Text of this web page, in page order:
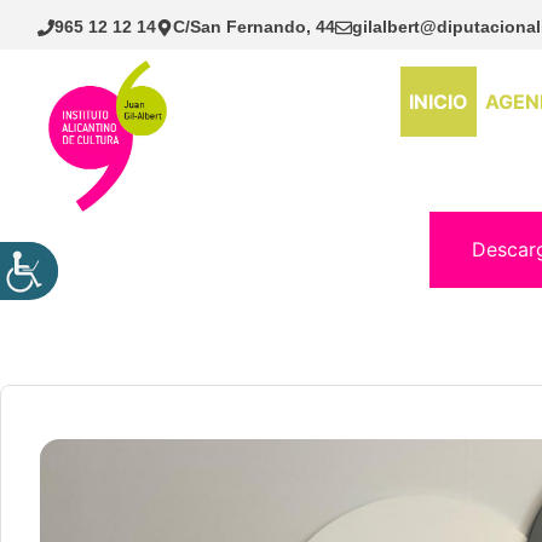
Saltar
965 12 12 14 C/San Fernando, 44
INICIO